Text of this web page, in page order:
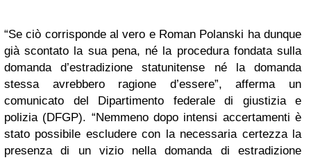
“Se ciò corrisponde al vero e Roman Polanski ha dunque
già scontato la sua pena, né la procedura fondata sulla
domanda d’estradizione statunitense né la domanda
stessa avrebbero ragione d’essere”, afferma un
comunicato del Dipartimento federale di giustizia e
polizia (DFGP). “Nemmeno dopo intensi accertamenti è
stato possibile escludere con la necessaria certezza la
presenza di un vizio nella domanda di estradizione